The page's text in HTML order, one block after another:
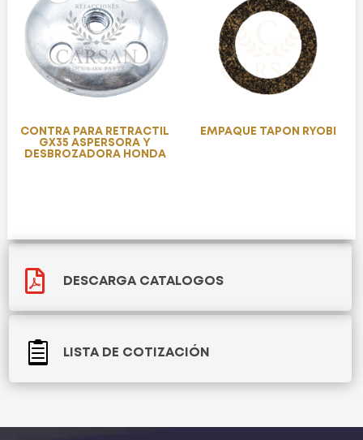
CONTRA PARA RETRACTIL
GX35 ASPERSORA Y
DESBROZADORA HONDA
EMPAQUE TAPON RYOBI
 DESCARGA CATALOGOS
 LISTA DE COTIZACIÓN